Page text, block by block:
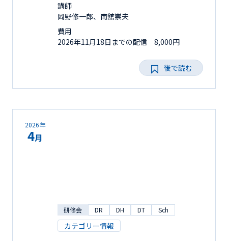
講師
岡野修一郎、南舘崇夫
費用
2026年11月18日までの配信 8,000円
後で読む
2026年
4月
研修会 DR DH DT Sch
カテゴリー情報